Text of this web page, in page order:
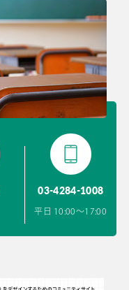
03-4284-1008
平日 10:00〜17:00